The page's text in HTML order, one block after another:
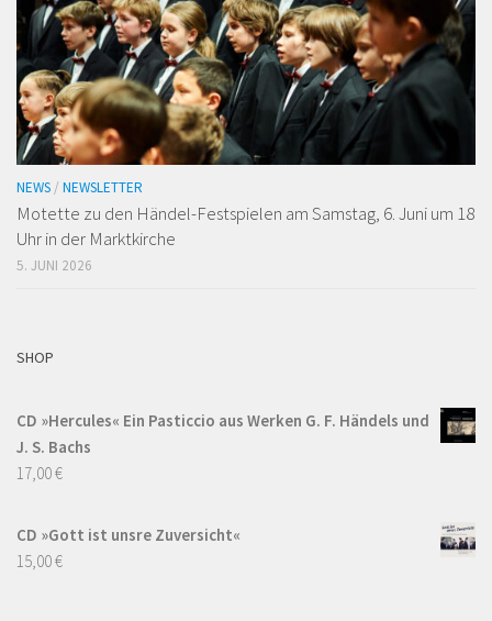
NEWS / NEWSLETTER
Motette zu den Händel-Festspielen am Samstag, 6. Juni um 18
Uhr in der Marktkirche
5. JUNI 2026
SHOP
CD »Hercules« Ein Pasticcio aus Werken G. F. Händels und
J. S. Bachs
17,00€
CD »Gott ist unsre Zuversicht«
15,00€